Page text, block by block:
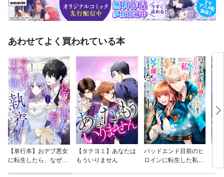
あわせてよく買われている本
【単行本】おデブ悪女
に転生したら、なぜか
【タテヨミ】あなたは
もういりません
バッドエンド目前のヒ
ロインに転生した私、